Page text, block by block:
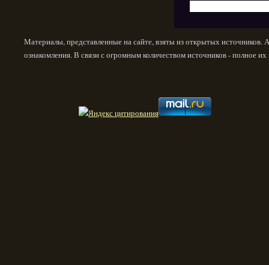
Материалы, представленные на сайте, взяты из открытых
ознакомления. В связи с огромным количеством источников - полное